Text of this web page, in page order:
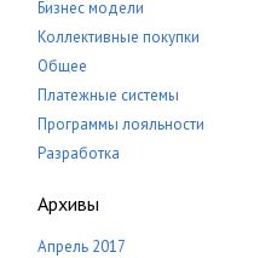
Бизнес модели
Коллективные покупки
Общее
Платежные системы
Программы лояльности
Разработка
Архивы
Апрель 2017